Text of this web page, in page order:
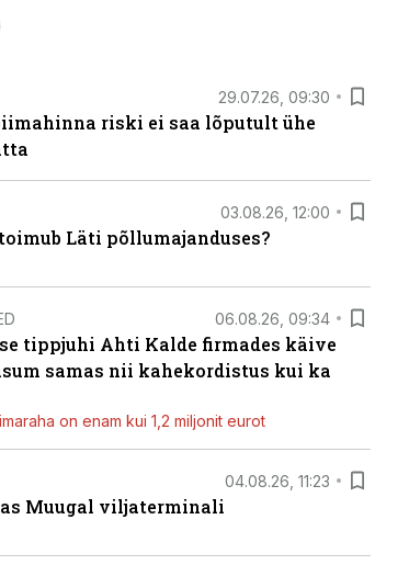
29.07.26, 09:30
riski ei saa lõputult ühe
03.08.26, 12:00
Läti põllumajanduses?
06.08.26, 09:34
tippjuhi Ahti Kalde firmades käive
samas nii kahekordistus kui ka
on enam kui 1,2 miljonit eurot
04.08.26, 11:23
Muugal viljaterminali